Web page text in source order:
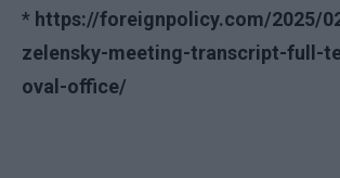
* https://foreignpolicy.com/2025/
zelensky-meeting-transcript-full-
oval-office/